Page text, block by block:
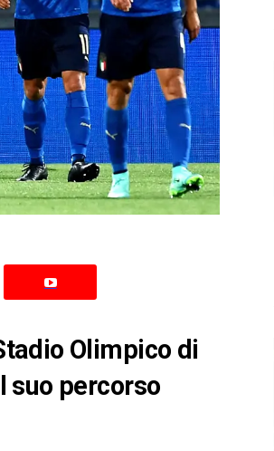
Olimpico di
suo percorso